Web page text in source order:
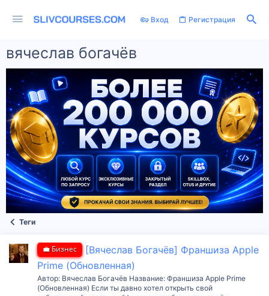
Вход Регистрация
вячеслав богачёв
Теги
💼 Бизнес
[Вячеслав Богачёв] Франшиза Apple
Prime (Обновленная)
Автор: Вячеслав Богачёв Название: Франшиза Apple Prime
(Обновленная) Если ты давно хотел открыть свой